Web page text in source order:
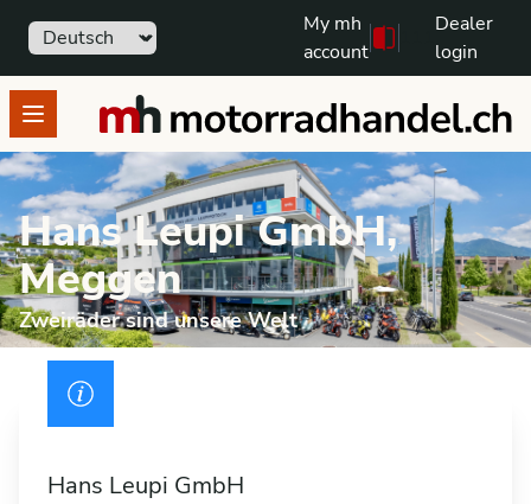
Sprache
Free text search
My mh
account
Dealer
login
Open menumotorradhandel.ch
Hans Leupi GmbH,
Meggen
Zweiräder sind unsere Welt
Drivers licence
Hans Leupi GmbH